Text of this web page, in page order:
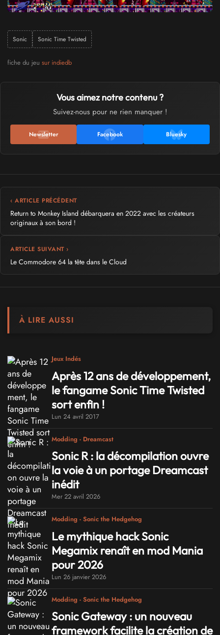
Sonic Sonic Time Twisted
fiche du jeu sur indiedb
Vous aimez notre contenu ?
Suivez-nous pour ne rien manquer !
Newsletter Facebook Bluesky
‹ ARTICLE PRÉCÉDENT
Return to Monkey Island débarquera en 2022 avec les créateurs
originaux à son bord !
ARTICLE SUIVANT ›
Le Commodore 64 la tête dans le Cloud
À LIRE AUSSI
Jeux Indés
Après 12 ans de développement,
le fangame Sonic Time Twisted
sort enfin !
Lun 24 avril 2017
Modding - Dreamcast
Sonic R : la décompilation ouvre
la voie à un portage Dreamcast
inédit
Mer 22 avril 2026
Modding - Sonic the Hedgehog
Le mythique hack Sonic
Megamix renaît en mod Mania
pour 2026
Lun 26 janvier 2026
Modding - Sonic the Hedgehog
Sonic Gateway : un nouveau
framework facilite la création de